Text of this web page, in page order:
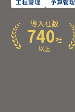
工程管理
予算管理
導入社数
740社
以上